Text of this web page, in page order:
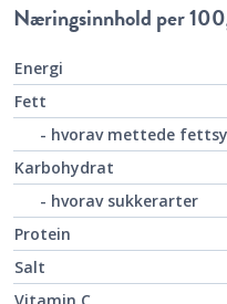
Næringsinnhold per
Energi
Fett
- hvorav mettede
Karbohydrat
- hvorav sukkerarter
Protein
Salt